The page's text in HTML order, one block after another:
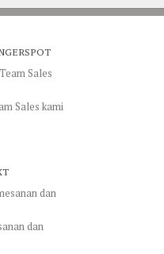
Sales kami
dan